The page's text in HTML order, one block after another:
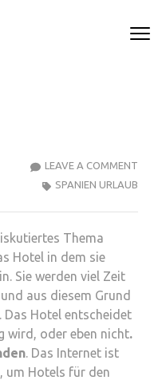
LEAVE A COMMENT
SPANIEN URLAUB
Thema
Hotel in dem sie
Sie werden viel Zeit
aus diesem Grund
Das Hotel entscheidet
wird, oder eben nicht.
. Das Internet ist
um Hotels für den